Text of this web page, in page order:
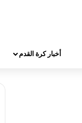
أخبار كرة القدم